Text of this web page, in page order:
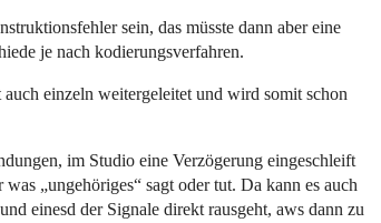
sein, das müsste dann aber eine
je nach kodierungsverfahren.
einzeln weitergeleitet und wird somit schon
im Studio eine Verzögerung eingeschleift
„ungehöriges“ sagt oder tut. Da kann es auch
einesd der Signale direkt rausgeht, aws dann zu